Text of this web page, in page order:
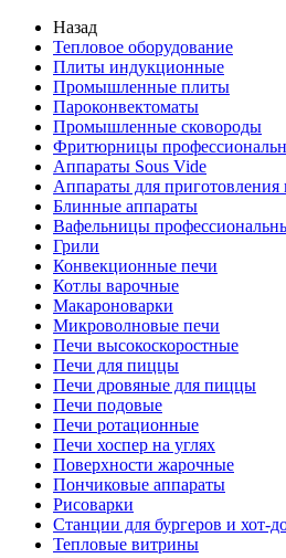
Назад
Тепловое оборудование
Плиты индукционные
Промышленные плиты
Пароконвектоматы
Промышленные сковороды
Фритюрницы
Аппараты Sous Vide
Аппараты для приготовления
Блинные аппараты
Вафельницы
Грили
Конвекционные печи
Котлы варочные
Макароноварки
Микроволновые печи
Печи высокоскоростные
Печи для пиццы
Печи дровяные для пиццы
Печи подовые
Печи ротационные
Печи хоспер на углях
Поверхности жарочные
Пончиковые аппараты
Рисоварки
Станции для бургеров и хот-
Тепловые витрины